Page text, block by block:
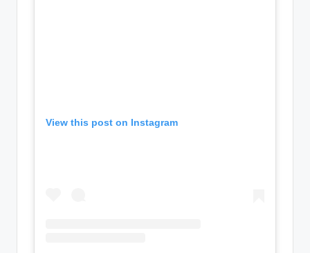
View this post on Instagram